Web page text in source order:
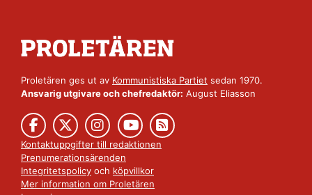
Proletären ges ut av Kommunistiska Partiet sedan 1970.
Ansvarig utgivare och chefredaktör: August Eliasson
Kontaktuppgifter till redaktionen
Prenumerationsärenden
Integritetspolicy och köpvillkor
Mer information om Proletären